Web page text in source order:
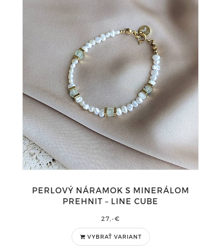
PERLOVÝ NÁRAMOK S MINERÁLOM
PREHNIT – LINE CUBE
27,-€
VYBRAŤ VARIANT